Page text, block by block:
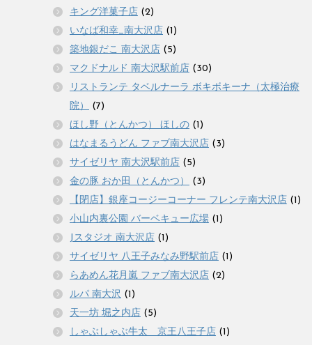
キング洋菓子店 (2)
いなば和幸_南大沢店 (1)
築地銀だこ 南大沢店 (5)
マクドナルド 南大沢駅前店 (30)
リストランテ タベルナーラ ボキボキーナ（太極治療
院）
(7)
ほし野（とんかつ） ほしの (1)
はなまるうどん ファブ南大沢店 (3)
サイゼリヤ 南大沢駅前店 (5)
金の豚 おか田（とんかつ）
(3)
【閉店】銀座コージーコーナー フレンテ南大沢店 (1)
小山内裏公園 バーベキュー広場 (1)
Jスタジオ 南大沢店 (1)
サイゼリヤ 八王子みなみ野駅前店 (1)
らあめん花月嵐 ファブ南大沢店 (2)
ルパ 南大沢 (1)
天一坊 堀之内店 (5)
しゃぶしゃぶ牛太 京王八王子店 (1)